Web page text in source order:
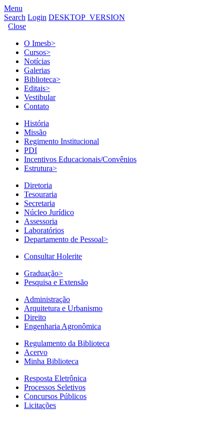
Menu
Search Login DESKTOP_VERSION
Close
O Imesb>
Cursos>
Notícias
Galerias
Biblioteca>
Editais>
Vestibular
Contato
História
Missão
Regimento Institucional
PDI
Incentivos Educacionais/Convênios
Estrutura>
Diretoria
Tesouraria
Secretaria
Núcleo Jurídico
Assessoria
Laboratórios
Departamento de Pessoal>
Consultar Holerite
Graduação>
Pesquisa e Extensão
Administração
Arquitetura e Urbanismo
Direito
Engenharia Agronômica
Regulamento da Biblioteca
Acervo
Minha Biblioteca
Resposta Eletrônica
Processos Seletivos
Concursos Públicos
Licitações